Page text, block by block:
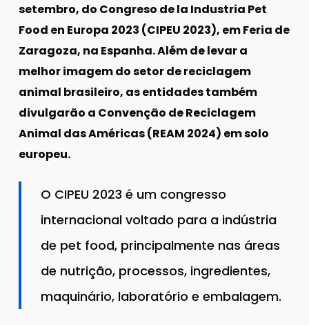
setembro, do Congreso de la Industria Pet
Food en Europa 2023 (CIPEU 2023), em Feria de
Zaragoza, na Espanha. Além de levar a
melhor imagem do setor de reciclagem
animal brasileiro, as entidades também
divulgarão a Convenção de Reciclagem
Animal das Américas (REAM 2024) em solo
europeu.
O CIPEU 2023 é um congresso
internacional voltado para a indústria
de pet food, principalmente nas áreas
de nutrição, processos, ingredientes,
maquinário, laboratório e embalagem.